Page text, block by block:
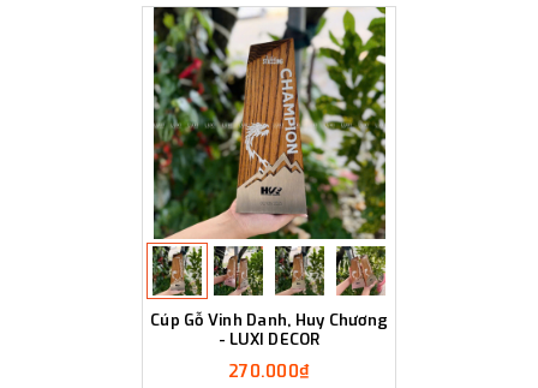
Cúp Gỗ Vinh Danh, Huy Chương
- LUXI DECOR
270.000₫